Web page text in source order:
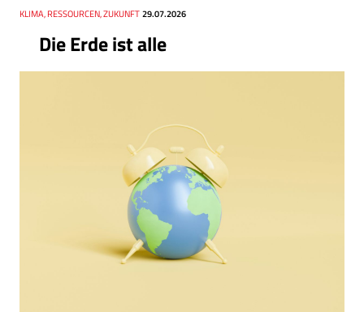
Die Erde ist alle
Thema
KLIMA, RESSOURCEN, ZUKUNFT
Datum 29.07.2026